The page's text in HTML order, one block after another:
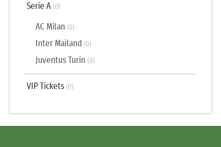
Serie A (0)
AC Milan (0)
Inter Mailand (0)
Juventus Turin (0)
VIP Tickets (0)